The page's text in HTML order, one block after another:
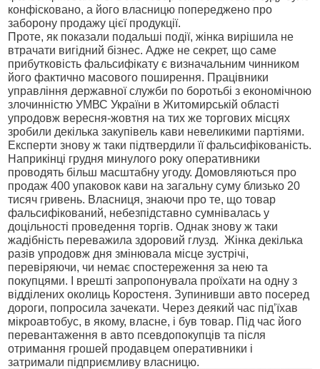
конфісковано, а його власницю попереджено про
заборону продажу цієї продукції.
Проте, як показали подальші події, жінка вирішила не
втрачати вигідний бізнес. Адже не секрет, що саме
прибутковість фальсифікату є визначальним чинником
його фактично масового поширення. Працівники
управління державної служби по боротьбі з економічною
злочинністю УМВС України в Житомирській області
упродовж вересня-жовтня на тих же торгових місцях
зробили декілька закупівель кави невеликими партіями.
Експерти знову ж таки підтвердили її фальсифікованість.
Наприкінці грудня минулого року оперативники
проводять більш масштабну угоду. Домовляються про
продаж 400 упаковок кави на загальну суму близько 20
тисяч гривень. Власниця, знаючи про те, що товар
фальсифікований, небезпідставно сумнівалась у
доцільності проведення торгів. Однак знову ж таки
жадібність переважила здоровий глузд. Жінка декілька
разів упродовж дня змінювала місце зустрічі,
перевіряючи, чи немає спостереження за нею та
покупцями. І врешті запропонувала проїхати на одну з
відділених околиць Коростеня. Зупинивши авто посеред
дороги, попросила зачекати. Через деякий час під’їхав
мікроавтобус, в якому, власне, і був товар. Під час його
перевантаження в авто псевдопокупців та після
отримання грошей продавцем оперативники і
затримали підприємливу власницю.